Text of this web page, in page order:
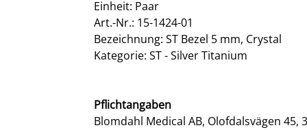
Einheit: Paar
Art.-Nr.: 15-1424-01
Bezeichnung: ST Bezel 5 mm, Crystal
Kategorie: ST - Silver Titanium
Pflichtangaben
Blomdahl Medical AB, Olofdalsvägen